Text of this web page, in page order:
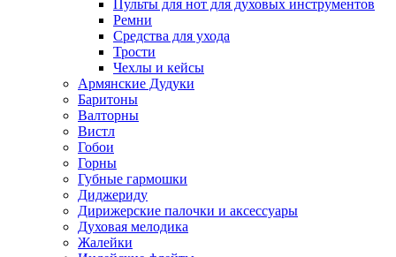
Пульты для нот для духовых инструментов
Ремни
Средства для ухода
Трости
Чехлы и кейсы
Армянские Дудуки
Баритоны
Валторны
Вистл
Гобои
Горны
Губные гармошки
Диджериду
Дирижерские палочки и аксессуары
Духовая мелодика
Жалейки